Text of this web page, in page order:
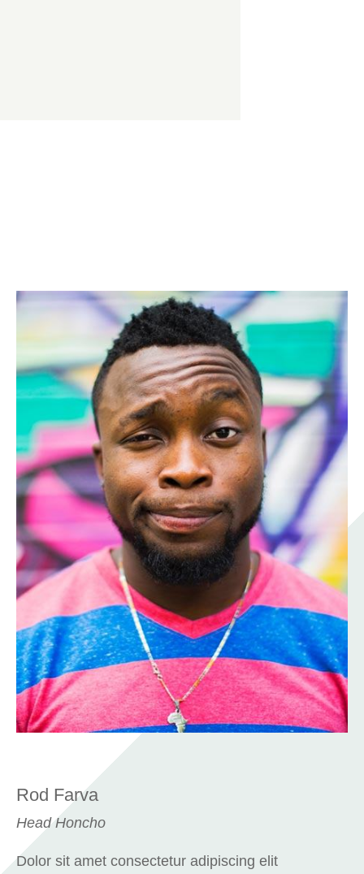
Rod Farva
Head Honcho
Dolor sit amet consectetur adipiscing elit